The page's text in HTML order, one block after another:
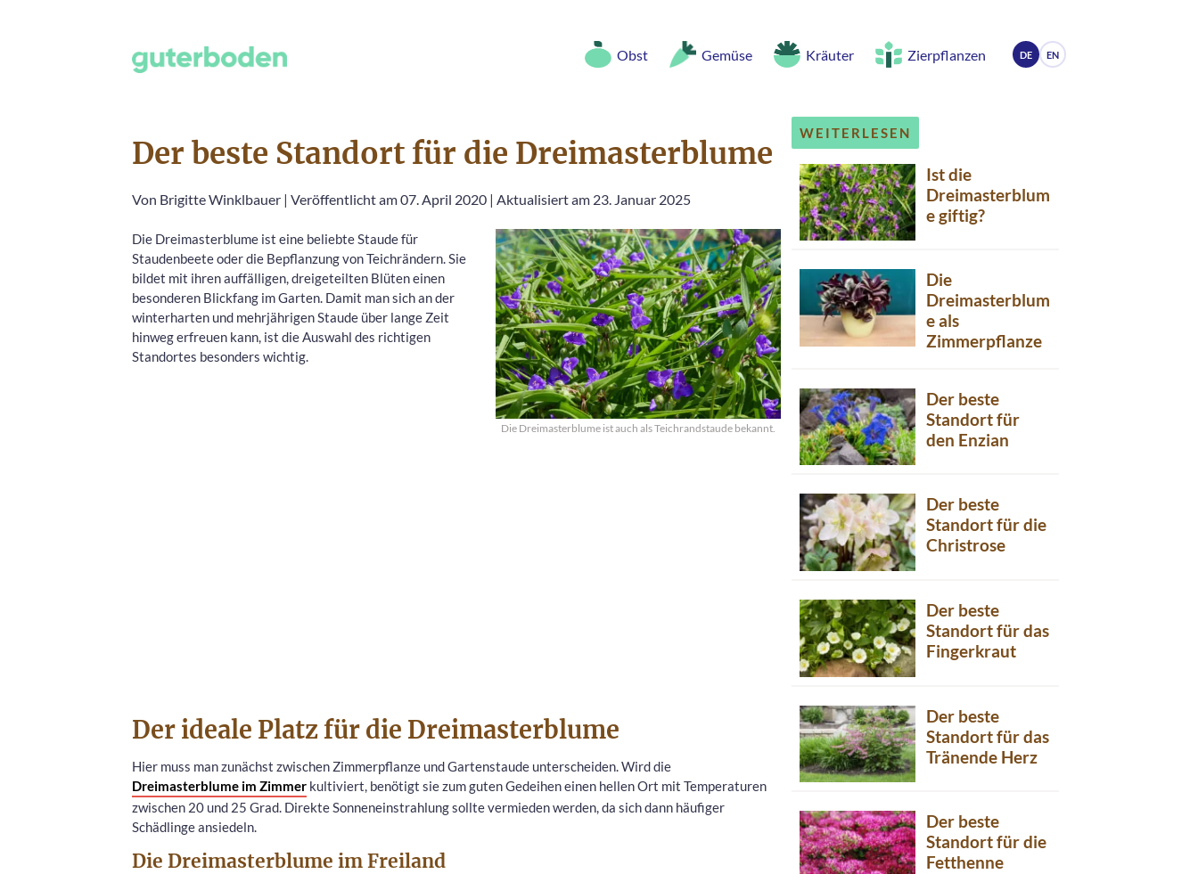
Obst Gemüse Kräuter Zierpflanzen DE EN
Der beste Standort für die Dreimasterblume
Von Brigitte Winklbauer | Veröffentlicht am 07. April 2020 | Aktualisiert am 23. Januar 2025
Die Dreimasterblume ist auch als Teichrandstaude bekannt.
Die Dreimasterblume ist eine beliebte Staude für
Staudenbeete oder die Bepflanzung von Teichrändern. Sie
bildet mit ihren auffälligen, dreigeteilten Blüten einen
besonderen Blickfang im Garten. Damit man sich an der
winterharten und mehrjährigen Staude über lange Zeit
hinweg erfreuen kann, ist die Auswahl des richtigen
Standortes besonders wichtig.
Der ideale Platz für die Dreimasterblume
Hier muss man zunächst zwischen Zimmerpflanze und Gartenstaude unterscheiden. Wird die
Dreimasterblume im Zimmer kultiviert, benötigt sie zum guten Gedeihen einen hellen Ort mit Temperaturen
zwischen 20 und 25 Grad. Direkte Sonneneinstrahlung sollte vermieden werden, da sich dann häufiger
Schädlinge ansiedeln.
Die Dreimasterblume im Freiland
WEITERLESEN
Ist die
Dreimasterblum
e giftig?
Die
Dreimasterblum
e als
Zimmerpflanze
Der beste
Standort für
den Enzian
Der beste
Standort für die
Christrose
Der beste
Standort für das
Fingerkraut
Der beste
Standort für das
Tränende Herz
Der beste
Standort für die
Fetthenne